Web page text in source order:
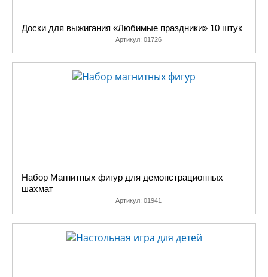
Доски для выжигания «Любимые праздники» 10 штук
Артикул: 01726
Набор Магнитных фигур для демонстрационных
шахмат
Артикул: 01941